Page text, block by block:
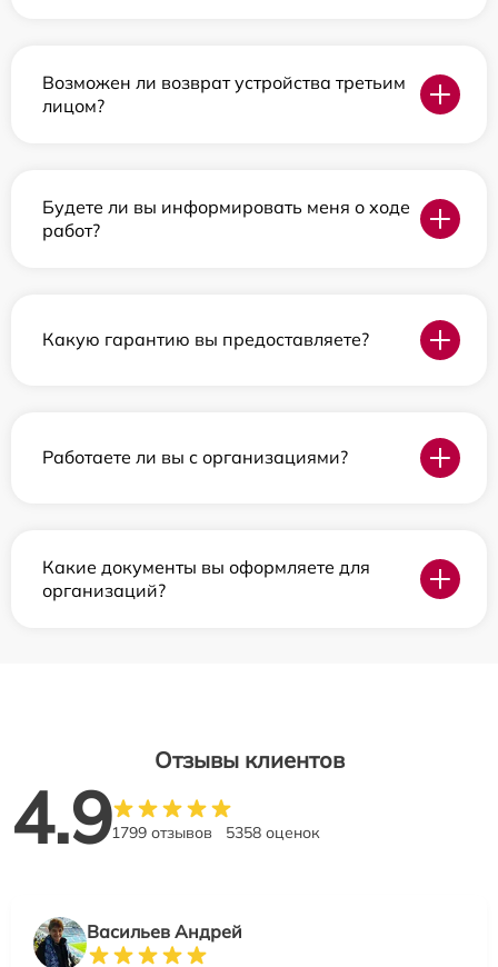
Возможен ли возврат устройства третьим
лицом?
Будете ли вы информировать меня о ходе
работ?
Какую гарантию вы предоставляете?
Работаете ли вы с организациями?
Какие документы вы оформляете для
организаций?
Отзывы клиентов
4.91799 отзывов 5358 оценок
Васильев Андрей